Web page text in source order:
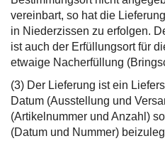
vereinbart, so hat die
in Niederzissen zu erfolgen.
ist auch der Erfüllungsort für
etwaige Nacherfüllung
(3) Der Lieferung ist ein
Datum (Ausstellung und
(Artikelnummer und Anzahl)
(Datum und Nummer)